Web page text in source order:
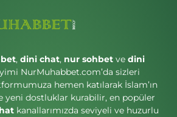
, dini chat, nur sohbet ve dini
NurMuhabbet.com’da sizleri
hemen katılarak İslam’ın
yeni dostluklar kurabilir, en popüler
kanallarımızda seviyeli ve huzurlu